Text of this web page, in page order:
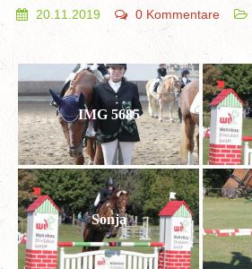
20.11.2019 0 Kommentare
IMG 5685
Sonja